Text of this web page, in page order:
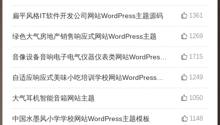
扁平风格IT软件开发公司网站WordPress主题源码 1361
绿色大气房地产销售响应式网站WordPress主题 1269
1715
1249
大气耳机智能音箱网站主题 1050
中国水墨风小学学校网站WordPress主题模板 1148